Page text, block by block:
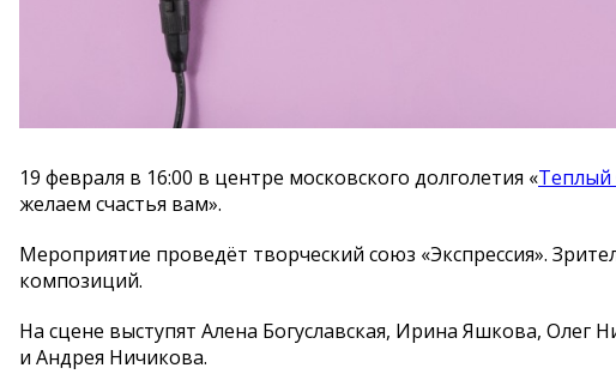
19 февраля в 16:00 в центре московского долголетия «Теплый
желаем счастья вам».
Мероприятие проведёт творческий союз «Экспрессия».
композиций.
На сцене выступят Алена Богуславская, Ирина Яшкова, Олег
и Андрея Ничикова.